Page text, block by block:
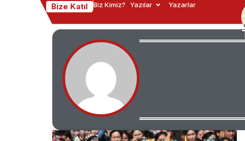
Bize Katıl Biz Kimiz? Yazılar Yazarlar